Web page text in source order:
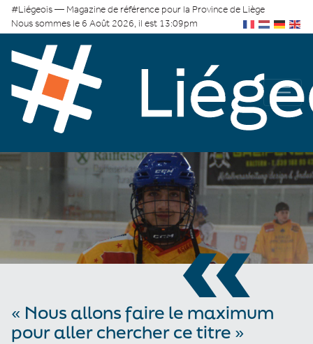
#Liégeois — Magazine de référence pour la Province de Liège
Nous sommes le 6 Août 2026, il est 13:09pm
«
« Nous allons faire le maximum
pour aller chercher ce titre »